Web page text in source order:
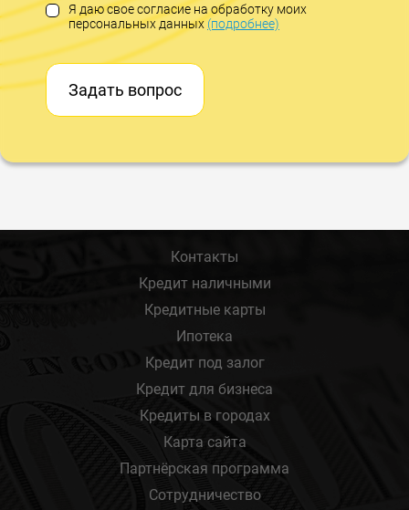
Я даю свое согласие на обработку моих
персональных данных(подробнее)
Задать вопрос
Контакты
Кредит наличными
Кредитные карты
Ипотека
Кредит под залог
Кредит для бизнеса
Кредиты в городах
Карта сайта
Партнёрская программа
Сотрудничество